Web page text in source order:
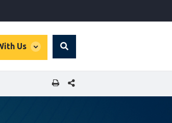
Us
global
Search
SHARE THIS PAGE